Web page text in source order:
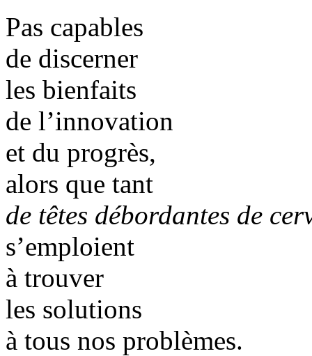
Pas capables
de discerner
les bienfaits
de l’innovation
et du progrès,
alors que tant
de têtes débordantes de
s’emploient
à trouver
les solutions
à tous nos problèmes.